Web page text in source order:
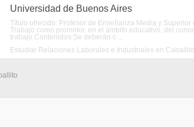
Universidad de Buenos Aires
Título ofrecido: Profesor de Enseñanza Media y
Trabajo como promotor, en el ámbito educativo, del
trabajo.Contenidos:Se deberán c ...
Estudiar Relaciones Laborales e Industriales en Caballito